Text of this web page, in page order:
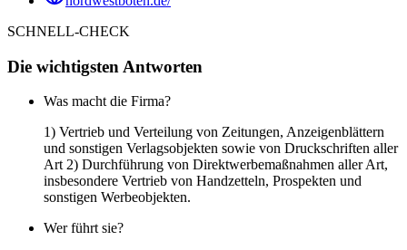
SCHNELL-CHECK
Die wichtigsten Antworten
Was macht die Firma?
1) Vertrieb und Verteilung von Zeitungen, Anzeigenblättern
und sonstigen Verlagsobjekten sowie von Druckschriften aller
Art 2) Durchführung von Direktwerbemaßnahmen aller Art,
insbesondere Vertrieb von Handzetteln, Prospekten und
sonstigen Werbeobjekten.
Wer führt sie?